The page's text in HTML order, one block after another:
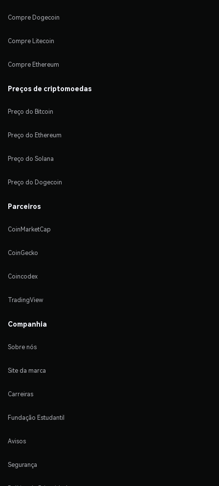
Compre Dogecoin
Compre Litecoin
Compre Ethereum
Preços de criptomoedas
Preço do Bitcoin
Preço do Ethereum
Preço do Solana
Preço do Dogecoin
Parceiros
CoinMarketCap
CoinGecko
Coincodex
TradingView
Companhia
Sobre nós
Site da marca
Carreiras
Fundação Estudantil
Avisos
Segurança